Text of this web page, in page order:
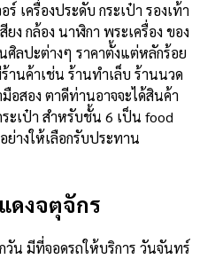
เครื่องประดับ กระเป๋า รองเท้า
ง กล้อง นาฬิกา พระเครื่อง ของ
ศิลปะต่างๆ ราคาตั้งแต่หลักร้อย
านค้าเช่น ร้านทำเล็บ ร้านนวด
สอง ตาดีท่านอาจจะได้สินค้า
ะเป๋า สำหรับชั้น 6 เป็น food
างให้เลือกรับประทาน
ดงจตุจักร
วัน มีที่จอดรถให้บริการ วันจันทร์